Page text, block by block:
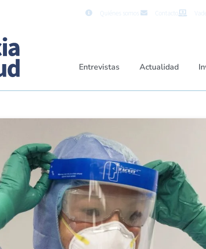
Quiénes somos Contacto
Entrevistas Actualidad